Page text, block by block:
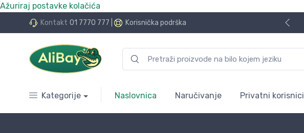
Ažuriraj postavke kolačića
Kontakt 01 7770 777 Korisnička podrška
24 rate bez kamata
Kategorije Naslovnica Naručivanje Privatni korisnici